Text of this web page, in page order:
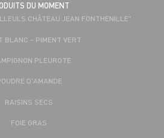
DU MOMENT
CHÂTEAU JEAN FONTHENILLE"
BLANC - PIMENT VERT
PLEUROTE
D'AMANDE
RAISINS SECS
FOIE GRAS